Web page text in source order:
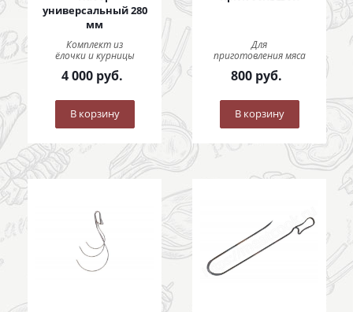
универсальный 280
мм
Комплект из
ёлочки и курницы
4 000руб.
В корзину
Для
приготовления мяса
800 руб.
В корзину